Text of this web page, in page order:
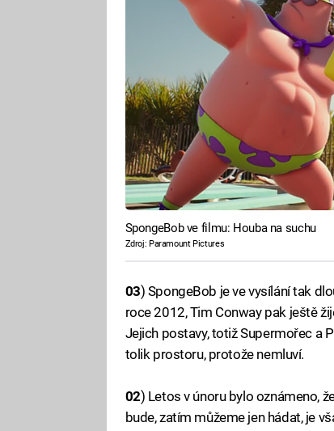
SpongeBob ve filmu: Houba na suchu
Zdroj: Paramount Pictures
03) SpongeBob je ve vysílání tak
roce 2012, Tim Conway pak ještě
Jejich postavy, totiž Supermořec a
tolik prostoru, protože nemluví.
02) Letos v únoru bylo oznámeno,
bude, zatím můžeme jen hádat, je